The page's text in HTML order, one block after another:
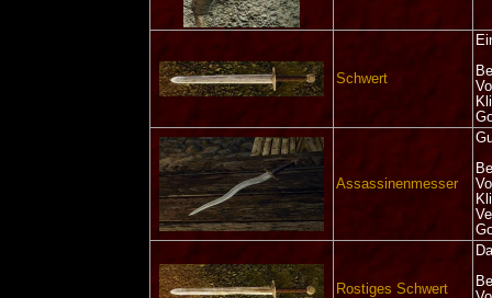
Schwert
Assassinenmesser
Rostiges Schwert